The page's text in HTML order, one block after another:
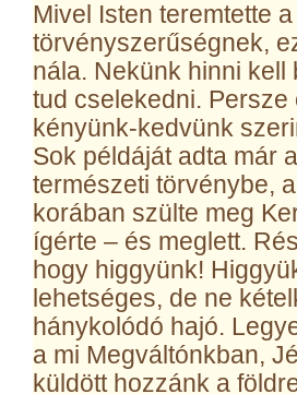
Mivel Isten teremtette
törvényszerűségnek,
nála. Nekünk hinni kell
tud cselekedni.
kényünk-kedvünk
Sok példáját adta már
természeti törvénybe,
korában szülte meg
ígérte – és meglett.
hogy higgyünk!
lehetséges, de ne
hánykolódó hajó.
a mi Megváltónkban,
küldött hozzánk a